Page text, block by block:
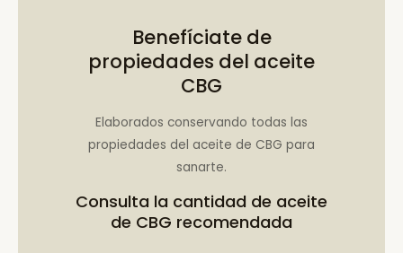
Benefíciate de
propiedades del aceite
CBG
Elaborados conservando todas las
propiedades del aceite de CBG para
sanarte.
Consulta la cantidad de aceite
de CBG recomendada